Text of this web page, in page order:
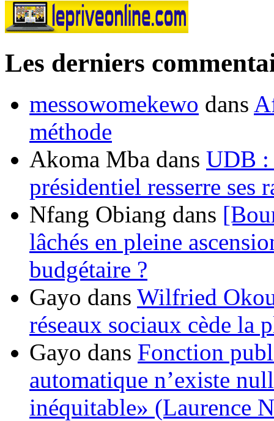
Les derniers
messowomekewo dans
méthode
Akoma Mba dans UDB :
présidentiel resserre ses
Nfang Obiang dans
lâchés en pleine
budgétaire ?
Gayo dans Wilfried
réseaux sociaux cède la
Gayo dans Fonction
automatique n’existe
inéquitable» (Laurence